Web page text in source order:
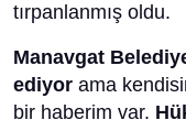
tırpanlanmış oldu.
Manavgat
ediyor ama
bir haberim var.